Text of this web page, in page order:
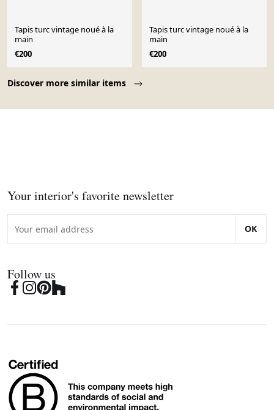
Discover more similar items
Tapis turc vintage noué à la
main
€200
Tapis turc vintage noué à la
main
€200
Your interior's favorite newsletter
OK
Follow us